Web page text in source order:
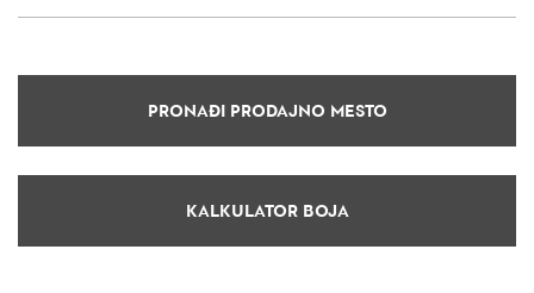
PRONAĐI PRODAJNO MESTO
KALKULATOR BOJA